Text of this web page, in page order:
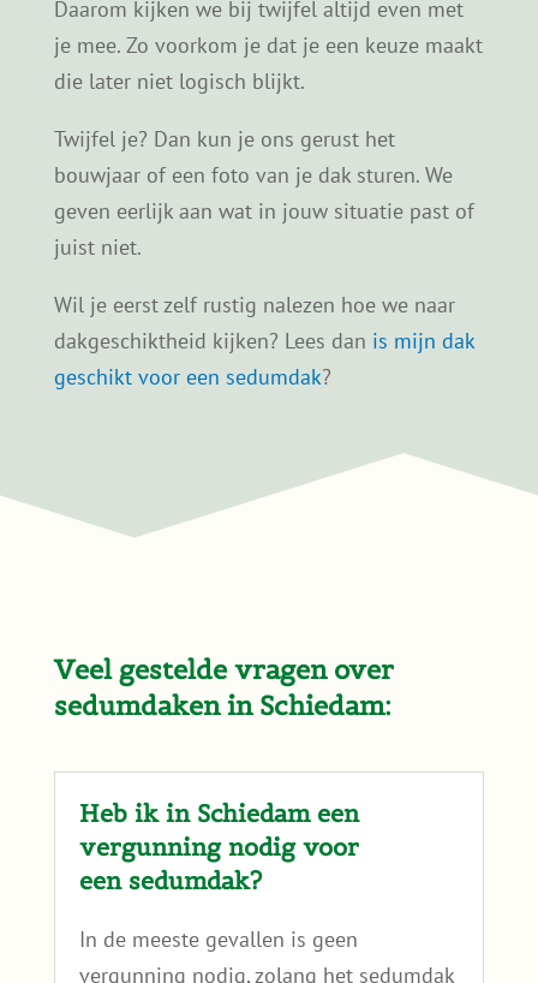
Is jouw dak geschikt voor een
sedumdak?
Niet elk dak is automatisch geschikt voor een
sedumdak, maar in veel gevallen is het wel
mogelijk. De draagkracht van het dak, de
dakopbouw en de staat van de dakbedekking
spelen daarbij een belangrijke rol.
Het bouwjaar van een woning kan een eerste
indicatie geven, maar is geen garantie.
je mee. Zo voorkom je dat je een keuze maakt
die later niet logisch blijkt.
juist niet.
Wil je eerst zelf rustig nalezen hoe we naar